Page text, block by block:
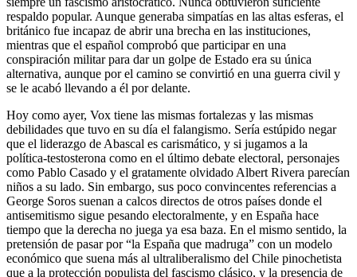
respaldo popular. Aunque generaba simpatías en las altas esferas, el
británico fue incapaz de abrir una brecha en las instituciones,
mientras que el español comprobó que participar en una
conspiración militar para dar un golpe de Estado era su única
alternativa, aunque por el camino se convirtió en una guerra civil y
se le acabó llevando a él por delante.
Hoy como ayer, Vox tiene las mismas fortalezas y las mismas
debilidades que tuvo en su día el falangismo. Sería estúpido negar
que el liderazgo de Abascal es carismático, y si jugamos a la
política-testosterona como en el último debate electoral, personajes
como Pablo Casado y el gratamente olvidado Albert Rivera parecían
niños a su lado. Sin embargo, sus poco convincentes referencias a
George Soros suenan a calcos directos de otros países donde el
antisemitismo sigue pesando electoralmente, y en España hace
tiempo que la derecha no juega ya esa baza. En el mismo sentido, la
pretensión de pasar por “la España que madruga” con un modelo
económico que suena más al ultraliberalismo del Chile pinochetista
que a la protección populista del fascismo clásico, y la presencia de